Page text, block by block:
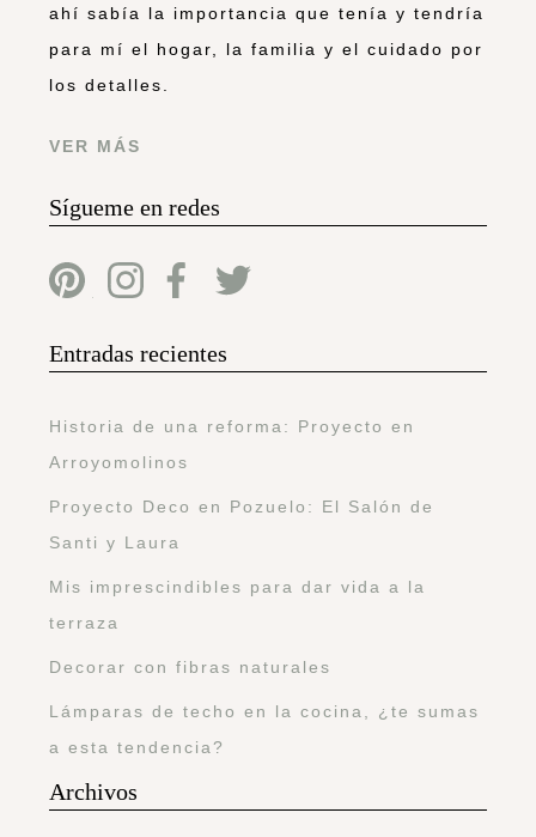
ahí sabía la importancia que tenía y tendría
para mí el hogar, la familia y el cuidado por
los detalles.
VER MÁS
Sígueme en redes
Entradas recientes
Historia de una reforma: Proyecto en
Arroyomolinos
Proyecto Deco en Pozuelo: El Salón de
Santi y Laura
Mis imprescindibles para dar vida a la
terraza
Decorar con fibras naturales
Lámparas de techo en la cocina, ¿te sumas
a esta tendencia?
Archivos